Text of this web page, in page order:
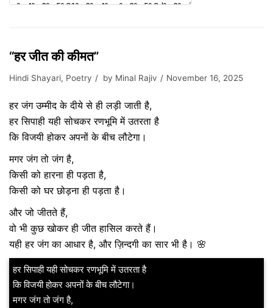
“हर जीत की कीमत”
Hindi Shayari, Poetry by Minal Rajiv November 16, 2025
हर जंग उम्मीद के दीये से ही लड़ी जाती है,
हर सिपाही यही सोचकर रणभूमि में उतरता है
कि विजयी होकर अपनों के बीच लौटेगा।
मगर जंग तो जंग है,
किसी को हारना ही पड़ता है,
किसी को घर छोड़ना ही पड़ता है।
और जो जीतते हैं,
वो भी कुछ खोकर ही जीत हासिल करते हैं।
यही हर जंग का आधार है, और ज़िन्दगी का सार भी है। 🌸
हर सिपाही यही सोचकर रणभूमि में उतरता है
कि विजयी होकर अपनों के बीच लौटेगा।
मगर जंग तो जंग है,